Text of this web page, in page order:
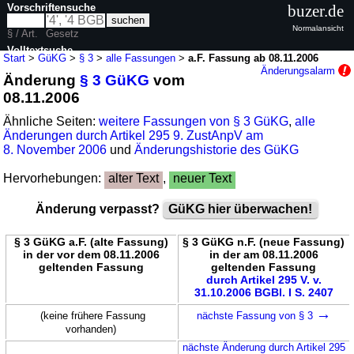
Start >GüKG > § 3 >alle Fassungen >a.F. Fassung ab 08.11.2006
Änderungsalarm
Änderung§ 3 GüKG vom
08.11.2006
Ähnliche Seiten:weitere Fassungen von § 3 GüKG,alle
Änderungen durch Artikel 295 9. ZustAnpV am
8. November 2006 undÄnderungshistorie des GüKG
Hervorhebungen: alter Text , neuer Text
Änderung verpasst? GüKG hier überwachen!
§ 3 GüKG a.F. (alte Fassung)
in der vor dem 08.11.2006
geltenden Fassung
§ 3 GüKG n.F. (neue Fassung)
in der am 08.11.2006
geltenden Fassung
durch Artikel 295 V. v.
31.10.2006 BGBl. I S. 2407
(keine frühere Fassung
vorhanden)
nächste Fassung von § 3 →
nächste Änderung durch Artikel 295
Vorschriftensuche
§ / Art.
Gesetz
Volltextsuche
nur in GüKG
buzer.de
Normalansicht